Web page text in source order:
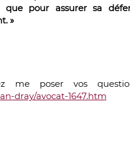
que pour assurer sa
»
me poser vos
dray/avocat-1647.htm